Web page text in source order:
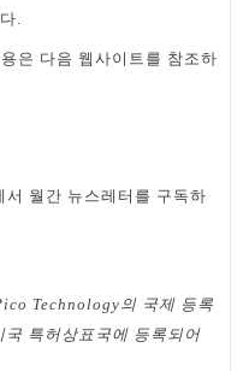
.
은 다음 웹사이트를 참조하
서 월간 뉴스레터를 구독하
Technology의 국제 등록
국 특허상표국에 등록되어